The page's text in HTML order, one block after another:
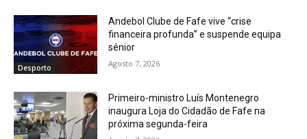
Desporto
Andebol Clube de Fafe vive “crise
financeira profunda” e suspende equipa
sénior
Agosto 7, 2026
Primeiro-ministro Luís Montenegro
inaugura Loja do Cidadão de Fafe na
próxima segunda-feira